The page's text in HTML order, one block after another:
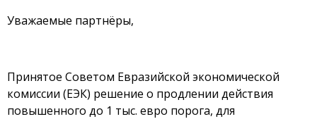
Уважаемые партнёры,
Принятое Советом Евразийской экономической
комиссии (ЕЭК) решение о продлении действия
повышенного до 1 тыс. евро порога, для